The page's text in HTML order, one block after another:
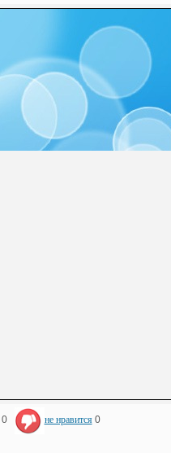
0 не нравится 0